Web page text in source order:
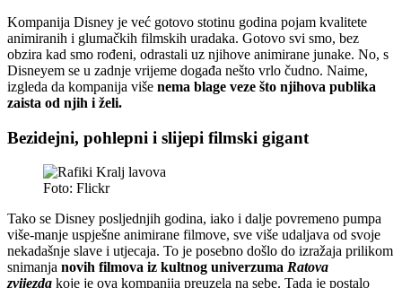
Kompanija Disney je već gotovo stotinu godina pojam kvalitete
animiranih i glumačkih filmskih uradaka. Gotovo svi smo, bez
obzira kad smo rođeni, odrastali uz njihove animirane junake. No, s
Disneyem se u zadnje vrijeme događa nešto vrlo čudno. Naime,
izgleda da kompanija više nema blage veze što njihova publika
zaista od njih i želi.
Bezidejni, pohlepni i slijepi filmski gigant
Foto: Flickr
Tako se Disney posljednjih godina, iako i dalje povremeno pumpa
više-manje uspješne animirane filmove, sve više udaljava od svoje
nekadašnje slave i utjecaja. To je posebno došlo do izražaja prilikom
snimanja novih filmova iz kultnog univerzuma Ratova
zvijezda koje je ova kompanija preuzela na sebe. Tada je postalo